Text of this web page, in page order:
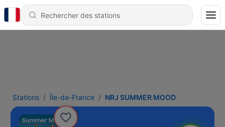
Stations Île-de-France NRJ SUMMER MOOD